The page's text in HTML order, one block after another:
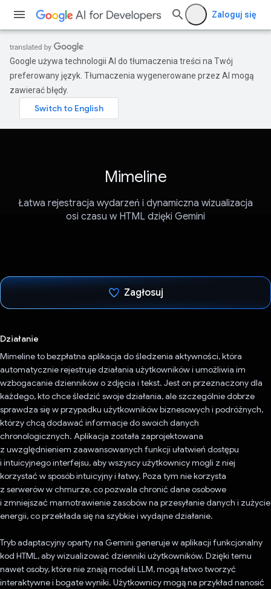
Zaloguj się
Google używa technologii AI do tłumaczenia treści na Twój
preferowany język. Tłumaczenia wygenerowane przez AI mogą
zawierać błędy.
Mimeline
Łatwa rejestracja wydarzeń i dynamiczna wizualizacja
osi czasu w HTML dzięki Gemini
Zagłosuj
Działanie
Mimeline to bezpłatna aplikacja do śledzenia aktywności, która
automatycznie rejestruje działania użytkowników i umożliwia im
wzbogacanie dzienników o zdjęcia i tekst. Jest on przeznaczony dla
każdego, kto chce śledzić swoje działania, ale szczególnie dobrze
sprawdza się w przypadku użytkowników biznesowych i podróżnych,
którzy chcą dodawać informacje do swoich danych
chronologicznych. Aplikacja została zaprojektowana
z uwzględnieniem zaawansowanych funkcji ułatwień dostępu
i intuicyjnego interfejsu, aby wszyscy użytkownicy mogli z niej
korzystać w sposób intuicyjny i łatwy. Poza tym nie korzysta
z serwerów w chmurze, co pozwala chronić dane osobowe
i zmniejszać marnotrawienie zasobów na przesyłanie danych i zużycie
energii, co przekłada się na szybkie i wydajne działanie.
Tryb adaptacyjny oparty na Gemini generuje w aplikacji funkcjonalny
kod HTML, aby wizualizować dzienniki użytkowników. Dzięki temu
nawet osoby, które nie znają modeli LLM, mogą łatwo tworzyć
interaktywne i bogate wyniki. Użytkownicy mogą na przykład nanosić